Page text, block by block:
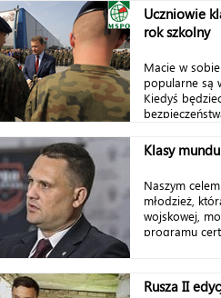
Uczniowie
rok szkolny
Macie w
popularne są
Kiedyś
Klasy
Naszym
młodzież,
wojskowej,
programu
Rusza II